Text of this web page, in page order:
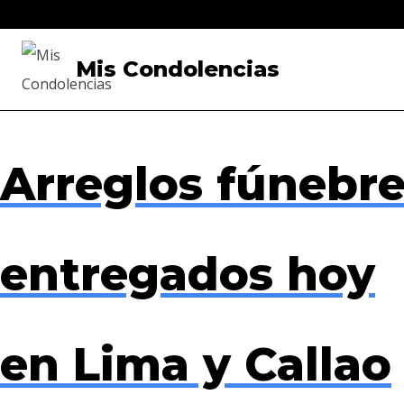
Mis Condolencias
Arreglos
entregados hoy
en Lima y Callao